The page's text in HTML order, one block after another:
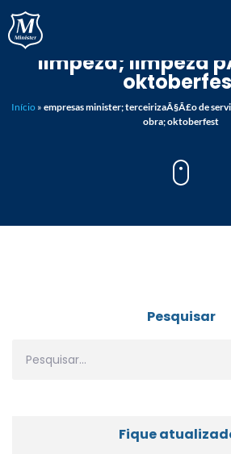
terceirizaÃ§Ã£o de
limpeza; limpeza
Início» empresas minister; terceirizaÃ§Ã£o de
obra; oktoberfest
Pesquisar
Fique